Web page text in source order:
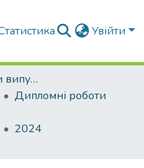
Увійти
Атестаційні роботи випускників
Дипломні роботи
2024